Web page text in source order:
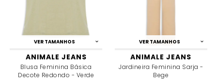
VER TAMANHOS
ANIMALE JEANS
Blusa Feminina Básica
Decote Redondo - Verde
VER TAMANHOS
ANIMALE JEANS
Jardineira Feminina Sarja -
Bege